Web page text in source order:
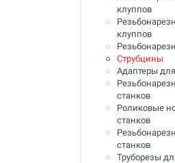
Машины и
прочистки труб
Ручной
Труборезы и
Инструмент и
сварки
Инструмент и
монтажа
медных, PEX труб
клуппов
клуппов
Струбцины
Адаптеры
станков
Роликовые
станков
станков
Труборезы